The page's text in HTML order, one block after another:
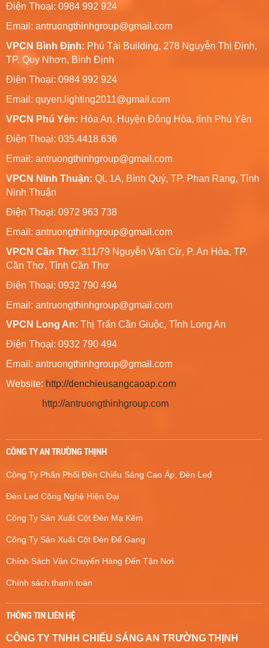
Điện Thoại: 0984 992 924
Email: antruongthinhgroup@gmail.com
VPCN Bình Định: Phú Tài Building, 278 Nguyễn Thị Định,
TP. Quy Nhơn, Bình Định
Điện Thoại: 0984 992 924
Email: quyen.lighting2011@gmail.com
VPCN Phú Yên: Hòa An, Huyện Đông Hòa, tỉnh Phú Yên
Điện Thoại: 035.4418.636
Email: antruongthinhgroup@gmail.com
VPCN Ninh Thuận: QL 1A, Bình Quý, TP. Phan Rang, Tỉnh
Ninh Thuận
Điện Thoại: 0972 963 738
Email: antruongthinhgroup@gmail.com
VPCN Cần Thơ: 311/79 Nguyễn Văn Cừ, P. An Hòa, TP.
Cần Thơ, Tỉnh Cần Thơ
Điện Thoại: 0932 790 494
Email: antruongthinhgroup@gmail.com
VPCN Long An: Thị Trấn Cần Giuộc, Tỉnh Long An
Điện Thoại: 0932 790 494
Email: antruongthinhgroup@gmail.com
Website: http://denchieusangcaoap.com
http://antruongthinhgroup.com
CÔNG TY AN TRƯỜNG THỊNH
Công Ty Phân Phối Đèn Chiếu Sáng Cao Áp, Đèn Led
Đèn Led Công Nghệ Hiện Đại
Công Ty Sản Xuất Cột Đèn Mạ Kẽm
Công Ty Sản Xuất Cột Đèn Đế Gang
Chính Sách Vận Chuyển Hàng Đến Tận Nơi
Chính sách thanh toán
THÔNG TIN LIÊN HỆ
CÔNG TY TNHH CHIẾU SÁNG AN TRƯỜNG THỊNH